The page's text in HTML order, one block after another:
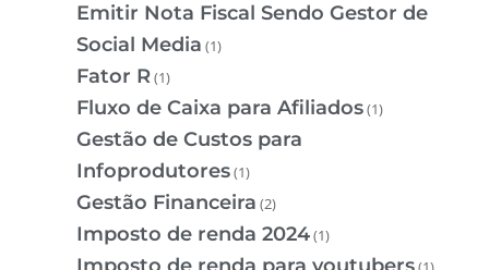
Emitir Nota Fiscal Sendo Gestor de
Social Media (1)
Fator R(1)
Fluxo de Caixa para Afiliados(1)
Gestão de Custos para
Infoprodutores(1)
Gestão Financeira (2)
Imposto de renda 2024(1)